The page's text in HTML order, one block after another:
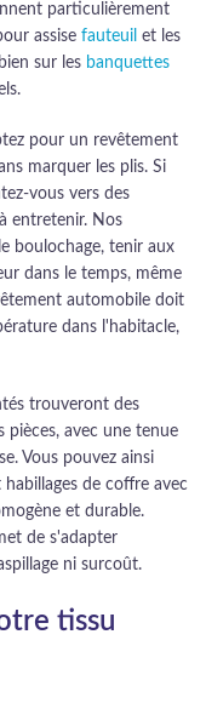
particulièrement
assise fauteuil et les
sur les banquettes
pour un revêtement
marquer les plis. Si
vous vers des
entretenir. Nos
boulochage, tenir aux
dans le temps, même
automobile doit
dans l'habitacle,
trouveront des
pièces, avec une tenue
Vous pouvez ainsi
habillages de coffre avec
et durable.
de s'adapter
ni surcoût.
tissu